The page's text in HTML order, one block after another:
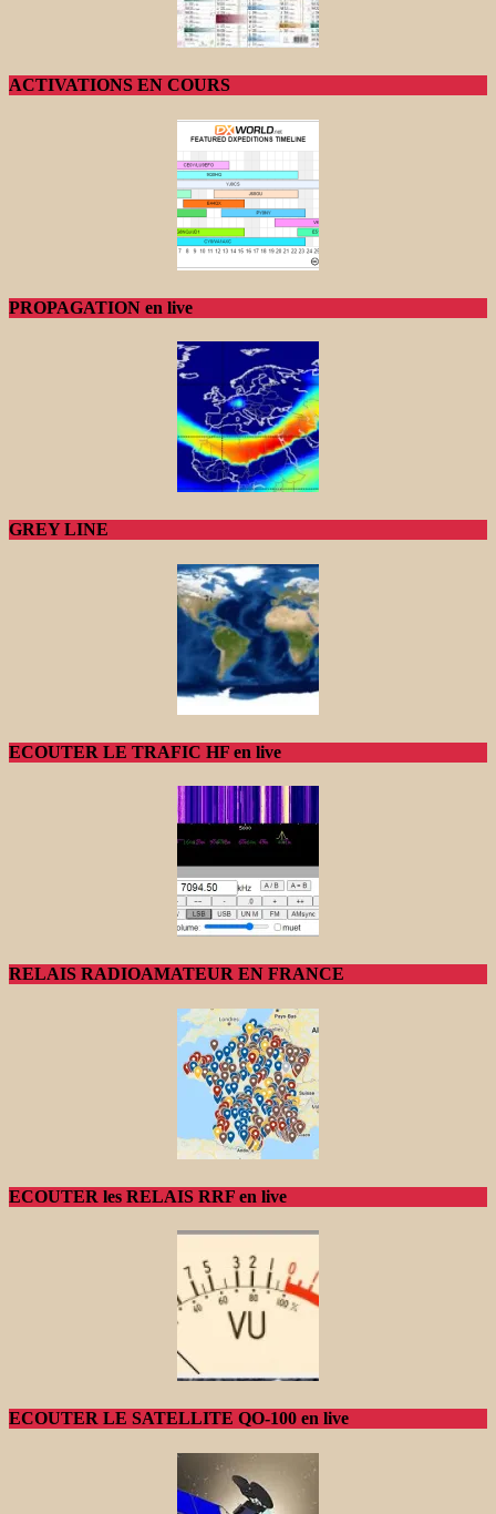
ACTIVATIONS EN COURS
PROPAGATION en live
GREY LINE
ECOUTER LE TRAFIC HF en live
RELAIS RADIOAMATEUR EN FRANCE
ECOUTER les RELAIS RRF en live
ECOUTER LE SATELLITE QO-100 en live